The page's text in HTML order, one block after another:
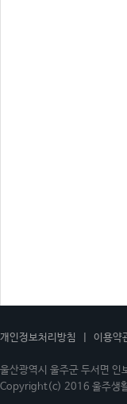
개인정보처리방침 이용약
울산광역시 울주군 두서
Copyright(c) 2016 울주생